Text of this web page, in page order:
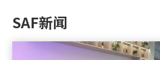
SAF新闻